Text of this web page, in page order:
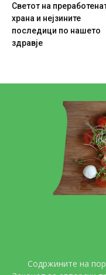
Светот на
храна и нејзините
последици по нашето
здравје
Содржините на